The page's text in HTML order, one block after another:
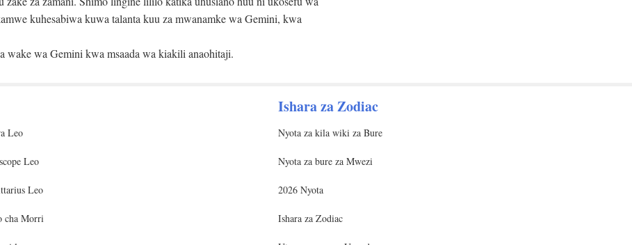
kuhesabiwa kuwa talanta kuu za mwanamke wa Gemini, kwa
wake wa Gemini kwa msaada wa kiakili anaohitaji.
Leo
Leo
Leo
cha Morri
Ishara za Zodiac
Nyota za kila wiki za Bure
Nyota za bure za Mwezi
2026 Nyota
Ishara za Zodiac